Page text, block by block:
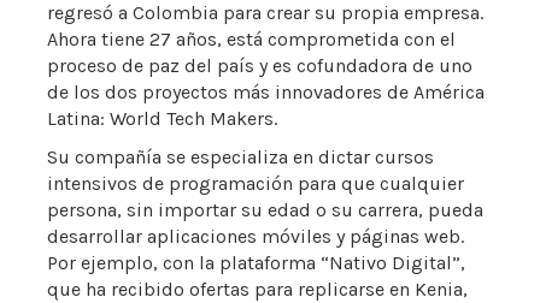
regresó a Colombia para crear su propia empresa.
Ahora tiene 27 años, está comprometida con el
proceso de paz del país y es cofundadora de uno
de los dos proyectos más innovadores de América
Latina: World Tech Makers.
Su compañía se especializa en dictar cursos
intensivos de programación para que cualquier
persona, sin importar su edad o su carrera, pueda
desarrollar aplicaciones móviles y páginas web.
Por ejemplo, con la plataforma “Nativo Digital”,
que ha recibido ofertas para replicarse en Kenia,